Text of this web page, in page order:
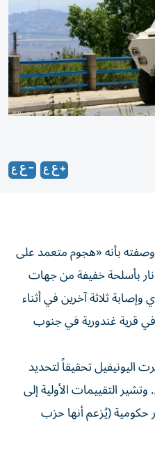
⁠بأنه «هجوم ‌متعمد على
بأسلحة خفيفة ⁠من جهات
ثلاثة آخرين ​في أثناء
⁠قرية غندورية في جنوب
‌اليونيفيل ‌تحقيقاً لتحديد
‌التقييمات الأولية ‌إلى
⁠حكومية (يُزعم ​أنها حزب